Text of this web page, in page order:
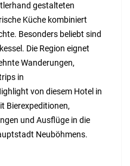
gestalteten
Küche kombiniert
Besonders beliebt sind
Die Region eignet
Wanderungen,
in
von diesem Hotel in
Bierexpeditionen,
und Ausflüge in die
Neuböhmens.